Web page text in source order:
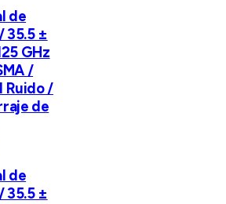
de
35.5 ±
GHz
/
Ruido /
de
de
35.5 ±